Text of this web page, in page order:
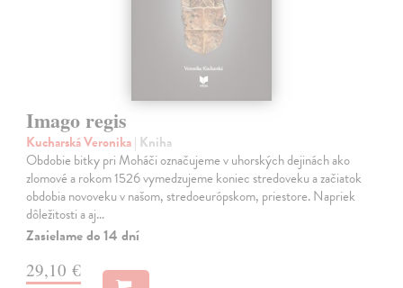
Imago regis
Kucharská Veronika| Kniha
Obdobie bitky pri Moháči označujeme v uhorských dejinách ako
zlomové a rokom 1526 vymedzujeme koniec stredoveku a začiatok
obdobia novoveku v našom, stredoeurópskom, priestore. Napriek
dôležitosti a aj…
Zasielame do 14 dní
29,10 €